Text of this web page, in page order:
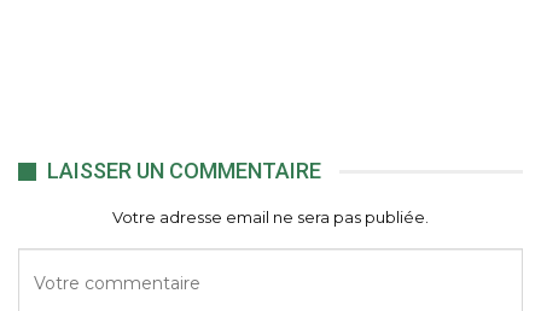
LAISSER UN COMMENTAIRE
Votre adresse email ne sera pas publiée.